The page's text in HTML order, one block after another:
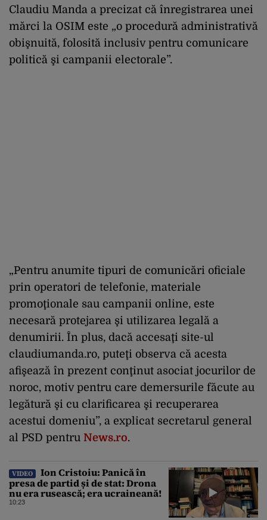
Claudiu Manda a precizat că înregistrarea unei
mărci la OSIM este „o procedură administrativă
obişnuită, folosită inclusiv pentru comunicare
politică şi campanii electorale”.
„Pentru anumite tipuri de comunicări oficiale
prin operatori de telefonie, materiale
promoţionale sau campanii online, este
necesară protejarea şi utilizarea legală a
denumirii. În plus, dacă accesaţi site-ul
claudiumanda.ro, puteţi observa că acesta
afişează în prezent conţinut asociat jocurilor de
noroc, motiv pentru care demersurile făcute au
legătură şi cu clarificarea şi recuperarea
acestui domeniu”, a explicat secretarul general
al PSD pentru News.ro.
VIDEO
Ion Cristoiu: Panică în
presa de partid și de stat: Drona
nu era rusească; era ucraineană!
10:23